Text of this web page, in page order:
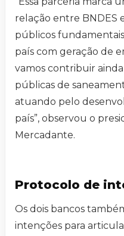
relação entre BNDES
públicos
país com geração de
vamos contribuir
públicas de
atuando pelo
país”, observou o
Mercadante.
Protocolo de
Os dois bancos
intenções para